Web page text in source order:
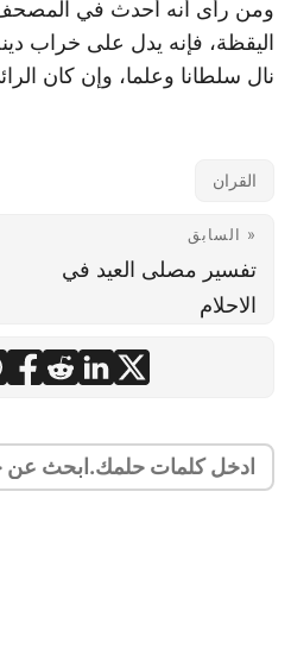
ومن رأى أنه أحدث في
اليقظة، فإنه يدل على خراب
نال سلطانا وعلما، وإن كان
القران
« السابق
تفسير مصلى العيد في
الاحلام